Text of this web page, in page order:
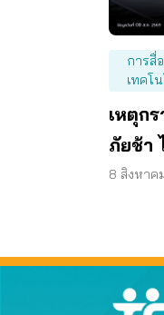
การสื่
เทคโ
เหตุก
ภัยช้า
8 สิงหาค